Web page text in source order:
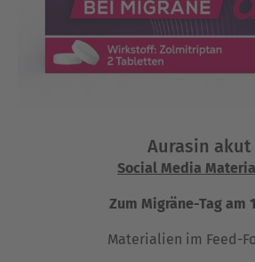
Aurasin akut
Social Media
Zum Migräne-Tag am
Materialien im Feed-